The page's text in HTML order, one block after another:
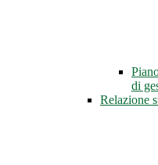
di
Relazione